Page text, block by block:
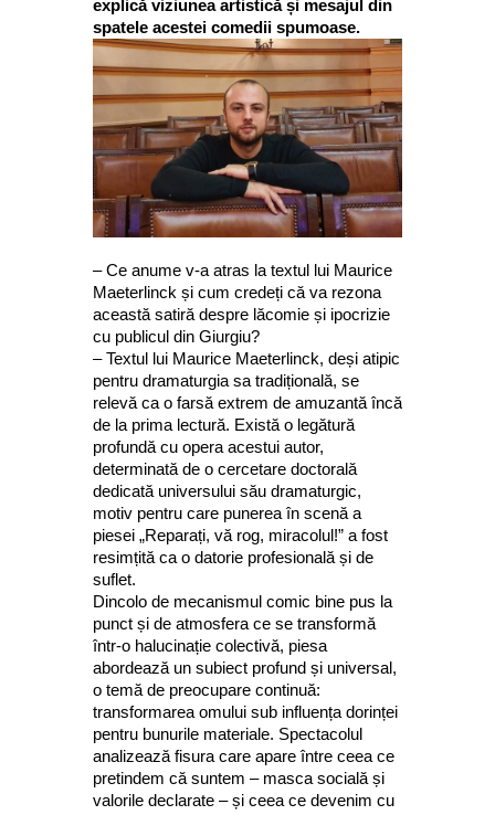
explică viziunea artistică și mesajul din
spatele acestei comedii spumoase.
– Ce anume v-a atras la textul lui Maurice
Maeterlinck și cum credeți că va rezona
această satiră despre lăcomie și ipocrizie
cu publicul din Giurgiu?
– Textul lui Maurice Maeterlinck, deși atipic
pentru dramaturgia sa tradițională, se
relevă ca o farsă extrem de amuzantă încă
de la prima lectură. Există o legătură
profundă cu opera acestui autor,
determinată de o cercetare doctorală
dedicată universului său dramaturgic,
motiv pentru care punerea în scenă a
piesei „Reparați, vă rog, miracolul!” a fost
resimțită ca o datorie profesională și de
suflet.
Dincolo de mecanismul comic bine pus la
punct și de atmosfera ce se transformă
într-o halucinație colectivă, piesa
abordează un subiect profund și universal,
o temă de preocupare continuă:
transformarea omului sub influența dorinței
pentru bunurile materiale. Spectacolul
analizează fisura care apare între ceea ce
pretindem că suntem – masca socială și
valorile declarate – și ceea ce devenim cu